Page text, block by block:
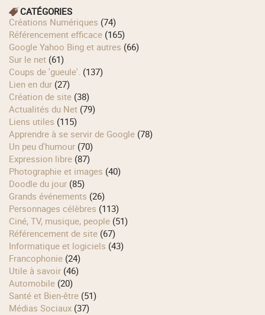
CATÉGORIES
Créations Numériques (74)
Référencement efficace (165)
Google Yahoo Bing et autres (66)
Sur le net (61)
Coups de 'gueule'. (137)
Lien en dur (27)
Création de site (38)
Actualités du Net (79)
Liens utiles (115)
Apprendre à se servir de Google (78)
Un peu d'humour (70)
Expression libre (87)
Photographie et images (40)
Doodle du jour (85)
Grands événements (26)
Personnages célèbres (113)
Ciné, TV, musique, people (51)
Référencement de site (67)
Informatique et logiciels (43)
Francophonie (24)
Utile à savoir (46)
Automobile (20)
Santé et Bien-être (51)
Médias Sociaux (37)